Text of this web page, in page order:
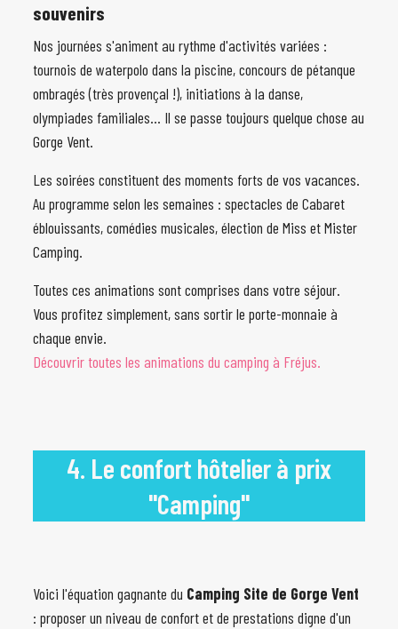
souvenirs
Nos journées s'animent au rythme d'activités variées :
tournois de waterpolo dans la piscine, concours de pétanque
ombragés (très provençal !), initiations à la danse,
olympiades familiales... Il se passe toujours quelque chose au
Gorge Vent.
Les soirées constituent des moments forts de vos vacances.
Au programme selon les semaines : spectacles de Cabaret
éblouissants, comédies musicales, élection de Miss et Mister
Camping.
Toutes ces animations sont comprises dans votre séjour.
Vous profitez simplement, sans sortir le porte-monnaie à
chaque envie.
Découvrir toutes les animations du camping à Fréjus.
4. Le confort hôtelier à prix
"Camping"
Voici l'équation gagnante du Camping Site de Gorge Vent
: proposer un niveau de confort et de prestations digne d'un